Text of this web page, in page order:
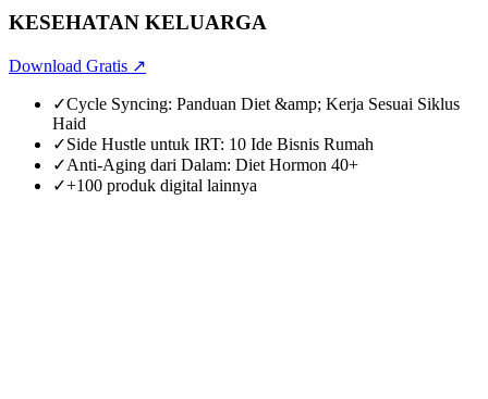
KESEHATAN KELUARGA
Download Gratis ↗
✓Cycle Syncing: Panduan Diet &amp; Kerja Sesuai Siklus
Haid
✓Side Hustle untuk IRT: 10 Ide Bisnis Rumah
✓Anti-Aging dari Dalam: Diet Hormon 40+
✓+100 produk digital lainnya